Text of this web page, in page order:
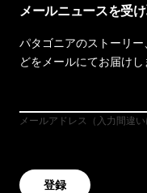
メールニュースを受
パタゴニアのストーリ
どをメールにてお届けし
メールアドレス（入力間違い
登録